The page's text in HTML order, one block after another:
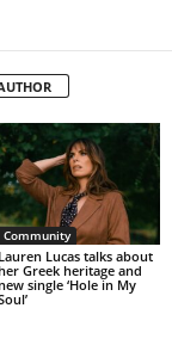
Community
Lauren Lucas talks about
her Greek heritage and
new single ‘Hole in My